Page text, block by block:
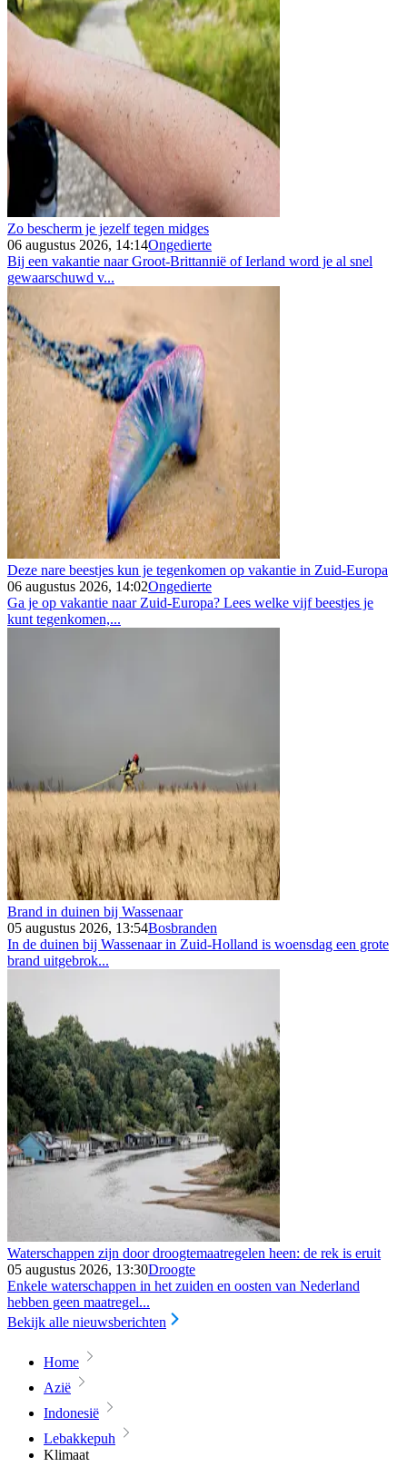
Zo bescherm je jezelf tegen midges
06 augustus 2026, 14:14Ongedierte
Bij een vakantie naar Groot-Brittannië of Ierland word je al snel
gewaarschuwd v...
Deze nare beestjes kun je tegenkomen op vakantie in Zuid-Europa
06 augustus 2026, 14:02Ongedierte
Ga je op vakantie naar Zuid-Europa? Lees welke vijf beestjes je
kunt tegenkomen,...
Brand in duinen bij Wassenaar
05 augustus 2026, 13:54Bosbranden
In de duinen bij Wassenaar in Zuid-Holland is woensdag een grote
brand uitgebrok...
Waterschappen zijn door droogtemaatregelen heen: de rek is eruit
05 augustus 2026, 13:30Droogte
Enkele waterschappen in het zuiden en oosten van Nederland
hebben geen maatregel...
Bekijk alle nieuwsberichten
Home
Azië
Indonesië
Lebakkepuh
Klimaat